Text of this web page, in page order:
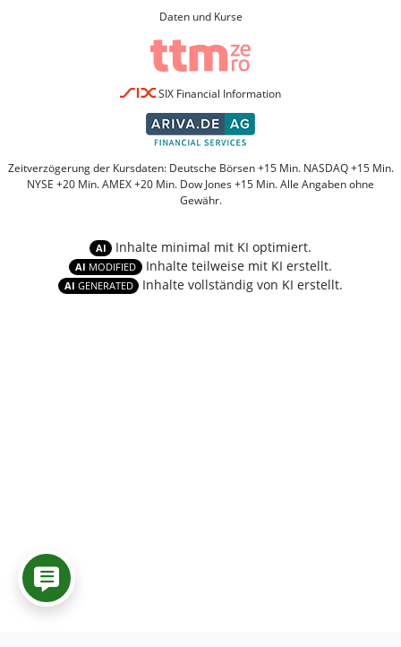
Daten und Kurse
SIX Financial Information
Zeitverzögerung der Kursdaten: Deutsche Börsen +15 Min. NASDAQ +15 Min.
NYSE +20 Min. AMEX +20 Min. Dow Jones +15 Min. Alle Angaben ohne
Gewähr.
AI Inhalte minimal mit KI optimiert.
AI MODIFIED Inhalte teilweise mit KI erstellt.
AI GENERATED Inhalte vollständig von KI erstellt.